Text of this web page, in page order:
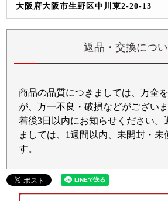
大阪府大阪市生野区中川東2-20-13
返品・交換につ
商品の品質につきましては、万全
が、万一不良・破損などがござい
着後3日以内にお知らせください。
ましては、1週間以内、未開封・
す。